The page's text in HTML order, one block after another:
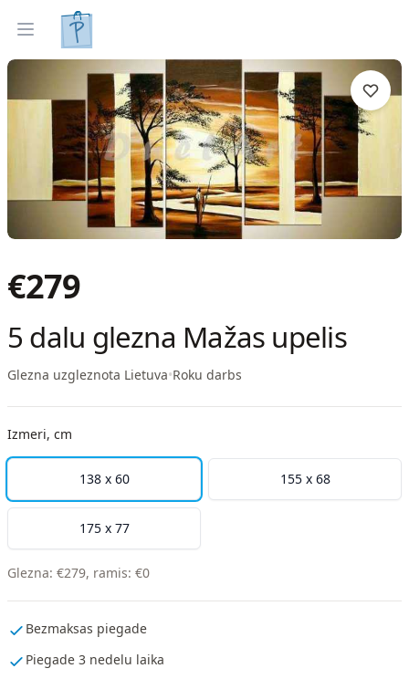
Open menu
Gleznas Izveleties pec interjera
€279
5 dalu glezna Mažas upelis
Glezna uzgleznota Lietuva•Roku darbs
Izmeri, cm
138 x 60 155 x 68
175 x 77
Glezna: €279, ramis: €0
Bezmaksas piegade
Piegade 3 nedelu laika